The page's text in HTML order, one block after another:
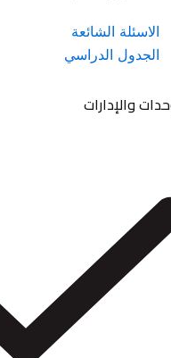
الاسئلة الشائعة
الجدول الدراسي
والإدارات